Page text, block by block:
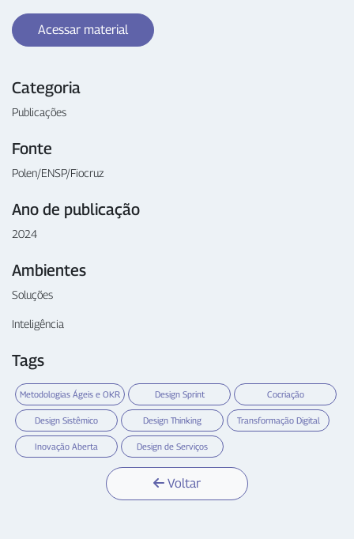
Categoria
Publicações
Fonte
Polen/ENSP/Fiocruz
Ano de publicação
2024
Ambientes
Soluções
Inteligência
Tags
Metodologias Ágeis e OKR Design Sprint Cocriação
Design Sistêmico Design Thinking Transformação Digital
Inovação Aberta Design de Serviços
Voltar
Acessar material